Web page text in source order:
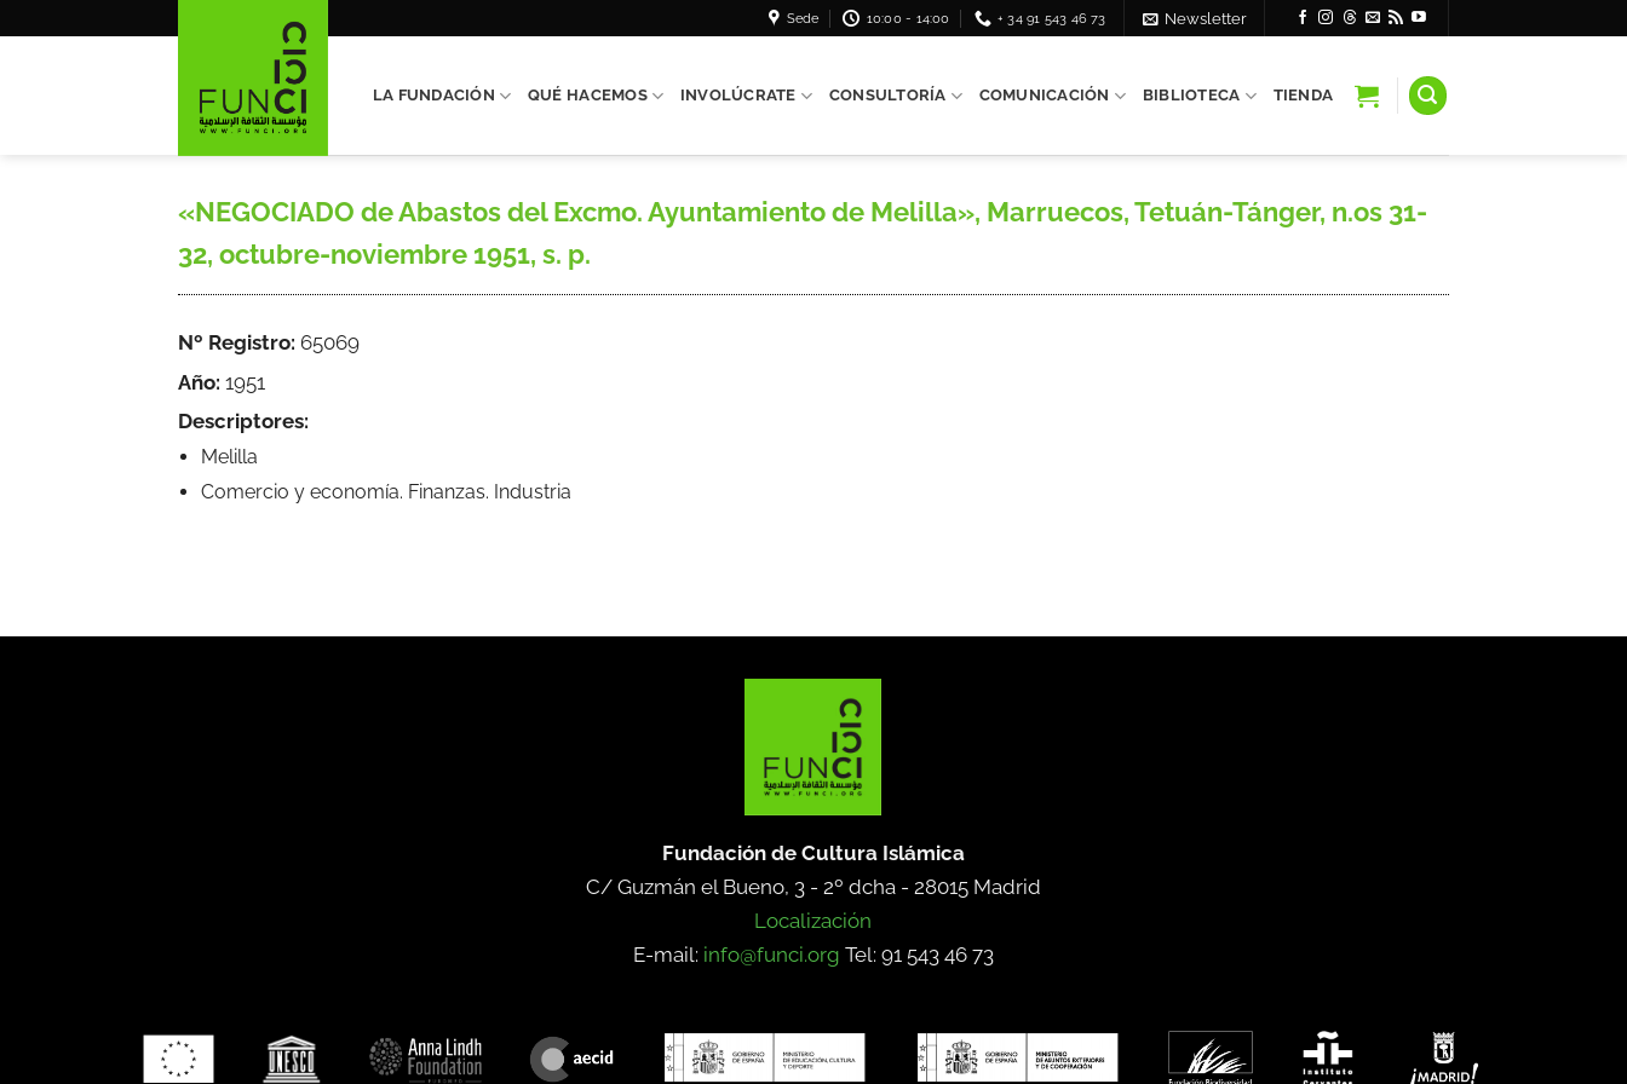
Sede 10:00 - 14:00 + 34 91 543 46 73 Newsletter
LA FUNDACIÓN QUÉ HACEMOS INVOLÚCRATE CONSULTORÍA COMUNICACIÓN BIBLIOTECA TIENDA
«NEGOCIADO de Abastos del Excmo. Ayuntamiento de Melilla», Marruecos, Tetuán-Tánger, n.os 31-
32, octubre-noviembre 1951, s. p.
Nº Registro: 65069
Año: 1951
Descriptores:
Melilla
Comercio y economía. Finanzas. Industria
Fundación de Cultura Islámica
C/ Guzmán el Bueno, 3 - 2º dcha - 28015 Madrid
Localización
E-mail: info@funci.org Tel: 91 543 46 73